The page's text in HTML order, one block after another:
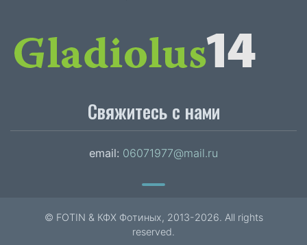
Свяжитесь с нами
email: 06071977@mail.ru
© FOTIN & КФХ Фотиных, 2013-2026. All rights
reserved.